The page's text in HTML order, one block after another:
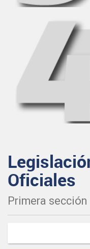
Oficiales
Primera sección